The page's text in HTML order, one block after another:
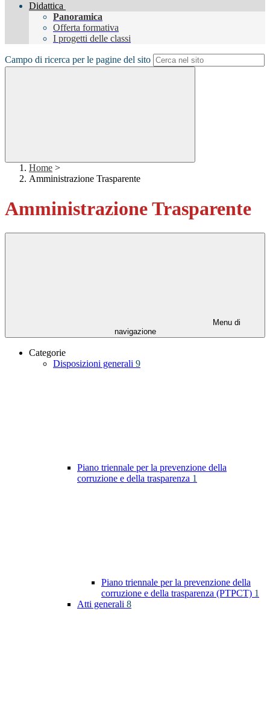
Didattica
Panoramica
Offerta formativa
I progetti delle classi
Campo di ricerca per le pagine del sito
Home >
Amministrazione Trasparente
Amministrazione Trasparente
Menu di
navigazione
Categorie
Disposizioni generali 9
Piano triennale per la prevenzione della
corruzione e della trasparenza 1
Piano triennale per la prevenzione della
corruzione e della trasparenza (PTPCT) 1
Atti generali 8